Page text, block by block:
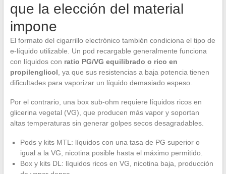
que la elección del material
impone
El formato del cigarrillo electrónico también condiciona el tipo de
e-líquido utilizable. Un pod recargable generalmente funciona
con líquidos con ratio PG/VG equilibrado o rico en
propilenglicol , ya que sus resistencias a baja potencia tienen
dificultades para vaporizar un líquido demasiado espeso.
Por el contrario, una box sub-ohm requiere líquidos ricos en
glicerina vegetal (VG), que producen más vapor y soportan
altas temperaturas sin generar golpes secos desagradables.
Pods y kits MTL: líquidos con una tasa de PG superior o
igual a la VG, nicotina posible hasta el máximo permitido.
Box y kits DL: líquidos ricos en VG, nicotina baja, producción